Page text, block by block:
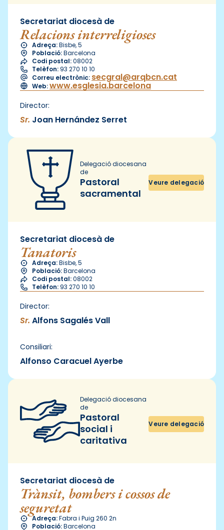
Secretariat diocesà de
Relacions interreligioses
Adreça:Bisbe, 5
Població:Barcelona
Codi postal:08002
Telèfon: 93 270 10 10
Correu electrònic: secgral@arqbcn.cat
Web:www.esglesia.barcelona
Director:
Sr. Joan Hernández Serret
Delegació diocesana
de
Pastoral
sacramental
Veure delegació
Secretariat diocesà de
Tanatoris
Adreça:Bisbe, 5
Població:Barcelona
Codi postal:08002
Telèfon: 93 270 10 10
Director:
Sr. Alfons Sagalés Vall
Consiliari:
Alfonso Caracuel Ayerbe
Delegació diocesana
de
Pastoral
social i
caritativa
Veure delegació
Secretariat diocesà de
Trànsit, bombers i cossos de
seguretat
Adreça:Fabra i Puig 260 2n
Població:Barcelona